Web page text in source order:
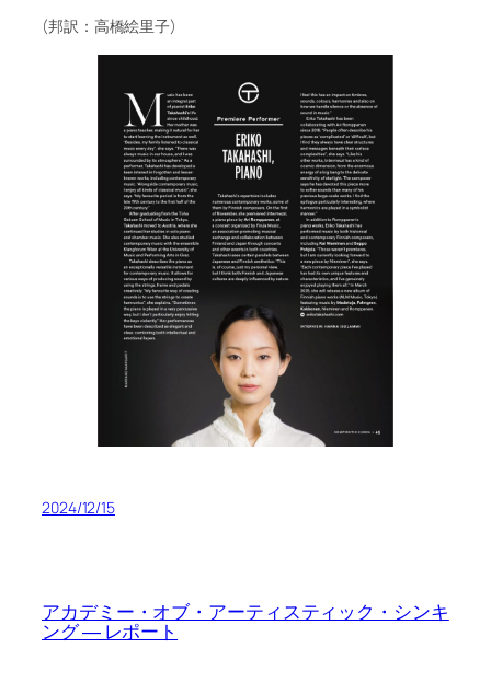
(邦訳：高橋絵里子)
2024/12/15
アカデミー・オブ・アーティスティック・シンキ
ング ― レポート